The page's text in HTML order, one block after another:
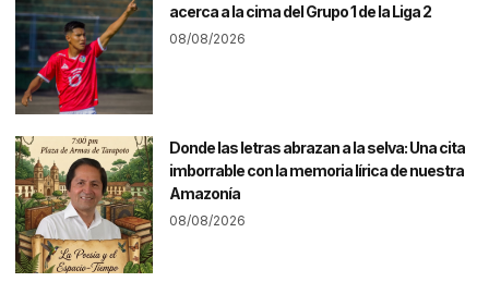
acerca a la cima del Grupo 1 de la Liga 2
08/08/2026
Donde las letras abrazan a la selva: Una cita
imborrable con la memoria lírica de nuestra
Amazonía
08/08/2026